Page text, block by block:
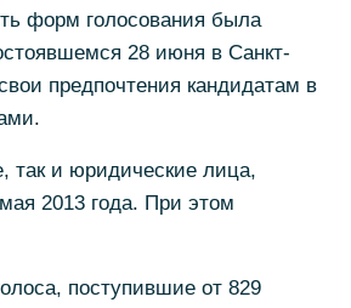
форм голосования была
28 июня в Санкт-
предпочтения кандидатам в
так и юридические лица,
2013 года. При этом
поступившие от 829